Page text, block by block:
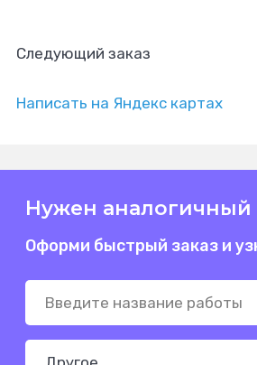
Следующий заказ
Написать на Яндекс картах
Нужен аналогичный
Оформи быстрый заказ и